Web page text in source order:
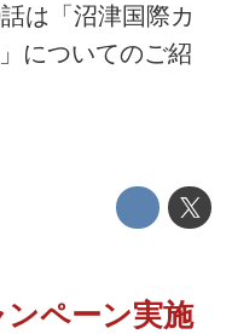
は「沼津国際カ
についてのご紹
ペーン実施